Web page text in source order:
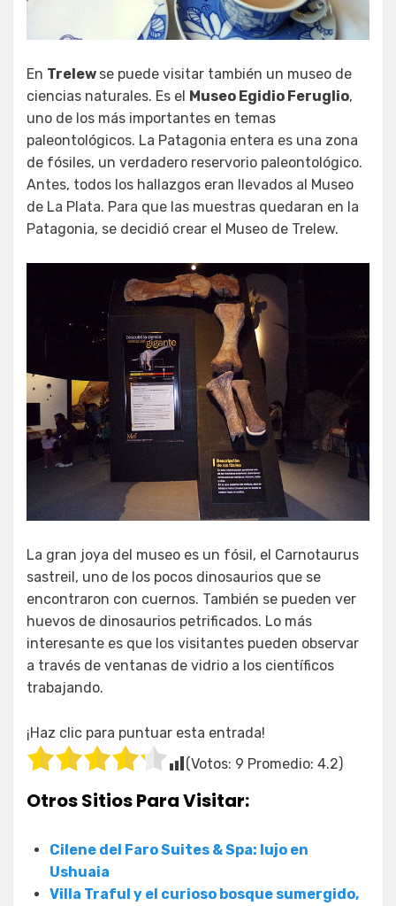
En Trelew se puede visitar también un museo de
ciencias naturales. Es el Museo Egidio Feruglio,
uno de los más importantes en temas
paleontológicos. La Patagonia entera es una zona
de fósiles, un verdadero reservorio paleontológico.
Antes, todos los hallazgos eran llevados al Museo
de La Plata. Para que las muestras quedaran en la
Patagonia, se decidió crear el Museo de Trelew.
La gran joya del museo es un fósil, el Carnotaurus
sastreil, uno de los pocos dinosaurios que se
encontraron con cuernos. También se pueden ver
huevos de dinosaurios petrificados. Lo más
interesante es que los visitantes pueden observar
a través de ventanas de vidrio a los científicos
trabajando.
¡Haz clic para puntuar esta entrada!
(Votos: 9 Promedio: 4.2)
Otros Sitios Para Visitar:
Cilene del Faro Suites & Spa: lujo en
Ushuaia
Villa Traful y el curioso bosque sumergido,